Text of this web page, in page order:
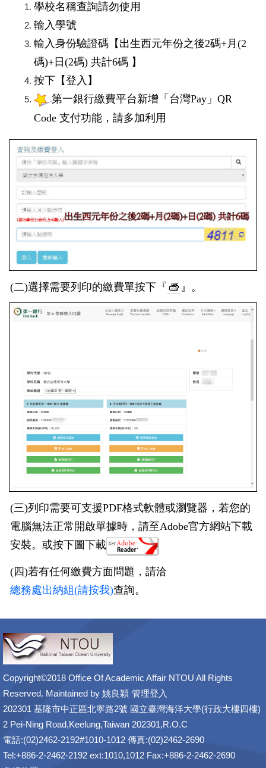
學校名稱查詢請勿使用
輸入學號
輸入身份驗證碼【出生西元年份之後2碼+月(2
碼)+日(2碼) 共計6碼 】
按下【登入】
第一銀行繳費平台新增「台灣Pay」QR
Code 支付功能，請多加利用
(二)選擇需要列印的繳費單按下『 』。
(三)列印需要可支援PDF格式軟體或瀏覽器，若您的
電腦無法正常開啟單據時，請至Adobe官方網站下載
安裝。或按下圖下載
(四)若有任何繳費方面問題，請洽
總務處出納組(請按我)查詢。
Copyright©2018 Office Of Academic Affair NTOU All Rights
Reserved. Maintained by 姚良穎 管理登入
202301 基隆市中正區北寧路2號 國立臺灣海洋大學(行政大樓四樓)
2 Pei-Ning Road,Keelung,Taiwan 202301,R.O.C
電話:(02)2462-2192#1010-1012 傳真:(02)2462-2690
Tel:+886-2-2462-2192 ext:1010,1012 Fax:+886-2-2462-2690